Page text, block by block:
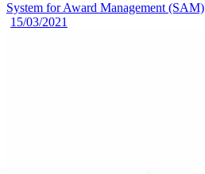
System for Award Management (SAM)
15/03/2021